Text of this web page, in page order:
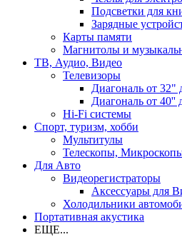
Подсветки для
Зарядные
Карты памяти
Магнитолы и
ТВ, Аудио, Видео
Телевизоры
Диагональ от 32"
Диагональ от 40''
Hi-Fi системы
Спорт, туризм, хобби
Мультитулы
Телескопы,
Для Авто
Видеорегистраторы
Аксессуары для
Холодильники
Портативная акустика
ЕЩЕ...